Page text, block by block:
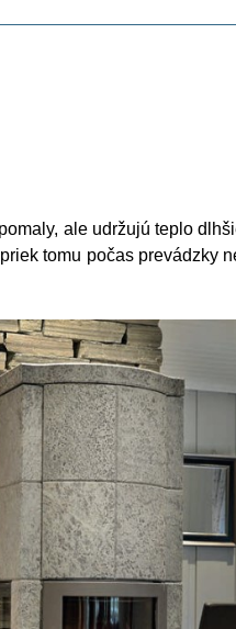
ale udržujú teplo
tomu počas prevádzky